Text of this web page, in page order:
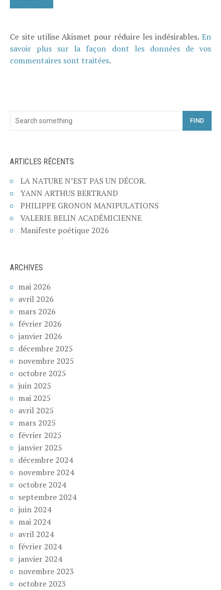
Ce site utilise Akismet pour réduire les indésirables. En
savoir plus sur la façon dont les données de vos
commentaires sont traitées.
FIND
ARTICLES RÉCENTS
LA NATURE N’EST PAS UN DÉCOR.
YANN ARTHUS BERTRAND
PHILIPPE GRONON MANIPULATIONS
VALERIE BELIN ACADÉMICIENNE
Manifeste poétique 2026
ARCHIVES
mai 2026
avril 2026
mars 2026
février 2026
janvier 2026
décembre 2025
novembre 2025
octobre 2025
juin 2025
mai 2025
avril 2025
mars 2025
février 2025
janvier 2025
décembre 2024
novembre 2024
octobre 2024
septembre 2024
juin 2024
mai 2024
avril 2024
février 2024
janvier 2024
novembre 2023
octobre 2023